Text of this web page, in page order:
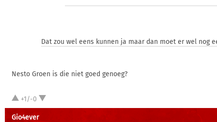
Dat zou wel eens kunnen ja maar dan moet er wel nog
Nesto Groen is die niet goed genoeg?
+1/-0
Gio4ever